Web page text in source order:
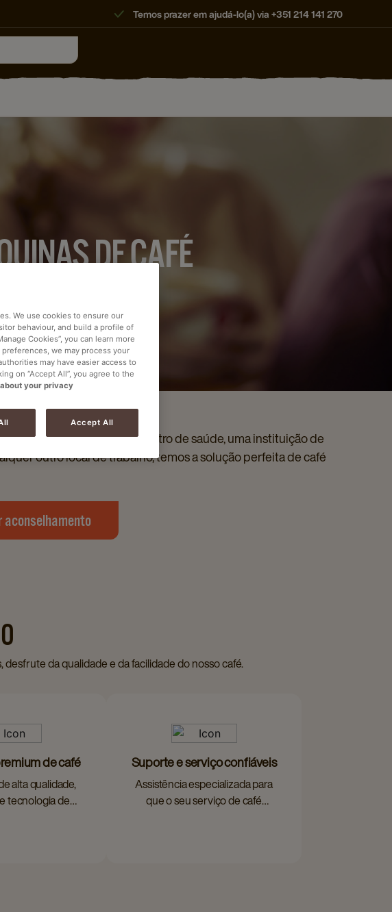
Temos prazer em ajudá-lo(a) via +351 214 141 270
DE CAFÉ
um escritório, um centro de saúde, uma instituição de
outro local de trabalho, temos a solução perfeita de café
aconselhamento
da qualidade e da facilidade do nosso café.
de café
alta qualidade,
tecnologia de
Suporte e serviço confiáveis
Assistência especializada para
que o seu serviço de café
We use cookies to ensure our
behaviour, and build a profile of
Cookies”, you can learn more
we may process your
may have easier access to
on “Accept All”, you agree to the
your privacy
Accept All